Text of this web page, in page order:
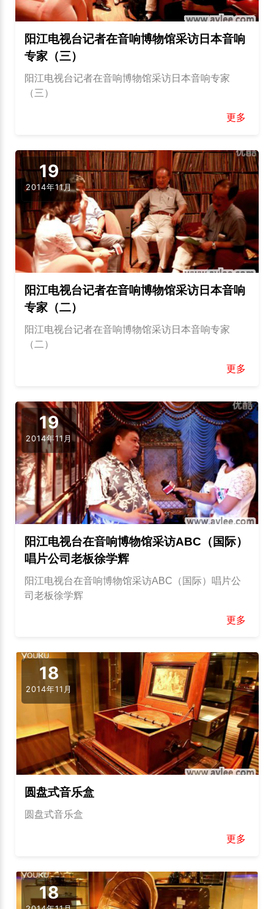
阳江电视台记者在音响博物馆采访日本音响
专家（三）
阳江电视台记者在音响博物馆采访日本音响专家
（三）
更多
19
2014年11月
阳江电视台记者在音响博物馆采访日本音响
专家（二）
阳江电视台记者在音响博物馆采访日本音响专家
（二）
更多
19
2014年11月
阳江电视台在音响博物馆采访ABC（国际）
唱片公司老板徐学辉
阳江电视台在音响博物馆采访ABC（国际）唱片公
司老板徐学辉
更多
18
2014年11月
圆盘式音乐盒
圆盘式音乐盒
更多
18